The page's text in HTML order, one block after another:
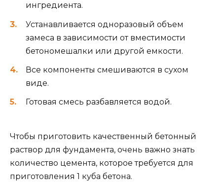
ингредиента.
Устанавливается одноразовый объем
замеса в зависимости от вместимости
бетономешалки или другой емкости.
Все компоненты смешиваются в сухом
виде.
Готовая смесь разбавляется водой.
Чтобы приготовить качественный бетонный
раствор для фундамента, очень важно знать
количество цемента, которое требуется для
приготовления 1 куба бетона.